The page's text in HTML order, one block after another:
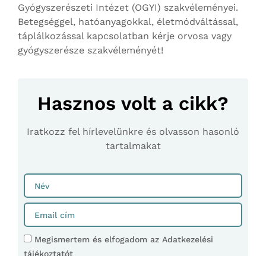
Gyógyszerészeti Intézet (OGYI) szakvéleményei.
Betegséggel, hatóanyagokkal, életmódváltással,
táplálkozással kapcsolatban kérje orvosa vagy
gyógyszerésze szakvéleményét!
Hasznos volt a cikk?
Iratkozz fel hírlevelünkre és olvasson hasonló
tartalmakat
Megismertem és elfogadom az Adatkezelési
tájékoztatót